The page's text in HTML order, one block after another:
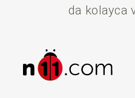
da kolayca